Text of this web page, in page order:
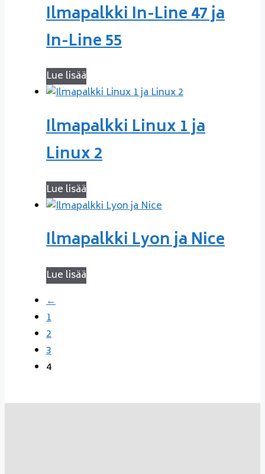
Ilmapalkki In-Line 47 ja
In-Line 55
Lue lisää
Ilmapalkki Linux 1 ja
Linux 2
Lue lisää
Ilmapalkki Lyon ja Nice
Lue lisää
←
1
2
3
4